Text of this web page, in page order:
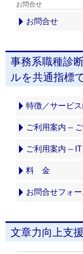
お問合せ
お問合せ
事務系職種診
ルを共通指標
特徴／サービ
ご利用案内 --
ご利用案内 --
料 金
お問合せフォー
文章力向上支援